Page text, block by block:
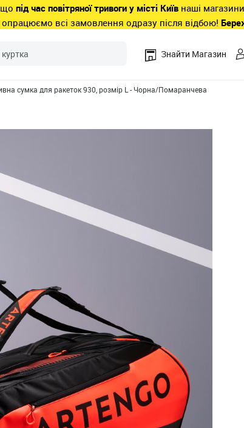
що під час повітряної тривоги у місті Київ наші
всі замовлення одразу після відбою!
Знайти Магазин
сумка для ракеток 930, розмір L - Чорна/Помаранчева